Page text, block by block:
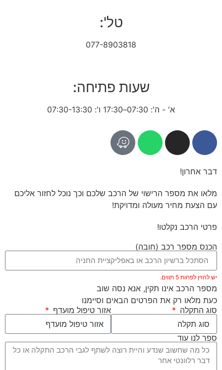
טל':
077-8903818
שעות פתיחה:
א' - ה': 07:30–17:30 ו': 07:30-13:30
דבר אחרון!
מלאו את מספר הרישוי של הרכב שלכם וכך נוכל לחזור אליכם
עם הצעת מחיר מעולה ומדויקת!
פרטי הרכב נקלטו!
הכנס מספר רכב (חובה)
יש להזין לפחות 5 תווים.
מספר הרכב אינו תקין, אנא נסה שוב
כעת מלאו רק את הפרטים הבאים וסיימנו
סוג התקלה
אזור טיפול מועדף
ספר לנו עוד